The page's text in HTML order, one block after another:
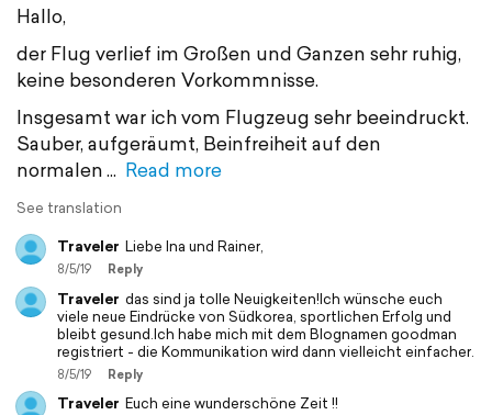
Hallo,
der Flug verlief im Großen und Ganzen sehr ruhig,
keine besonderen Vorkommnisse.
Insgesamt war ich vom Flugzeug sehr beeindruckt.
Sauber, aufgeräumt, Beinfreiheit auf den
normalen
Read more
See translation
Traveler Liebe Ina und Rainer,
8/5/19 Reply
Traveler das sind ja tolle Neuigkeiten!Ich wünsche euch
viele neue Eindrücke von Südkorea, sportlichen Erfolg und
bleibt gesund.Ich habe mich mit dem Blognamen goodman
registriert - die Kommunikation wird dann vielleicht einfacher.
8/5/19 Reply
Traveler Euch eine wunderschöne Zeit !!